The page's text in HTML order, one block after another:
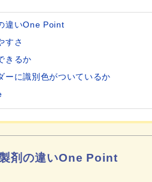
違いOne Point
すさ
きるか
ーに識別色がついているか
剤の違いOne Point